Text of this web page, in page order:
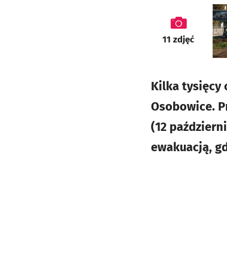
galeria
11 zdjęć
Kilka tysięcy
Osobowice.
(12
ewakuacją,